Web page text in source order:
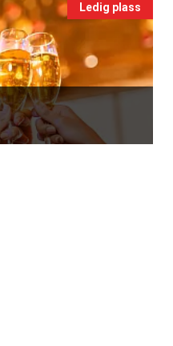
Ledig plass